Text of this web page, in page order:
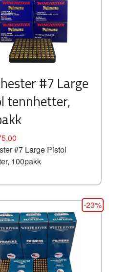
#7 Large
tennhetter,
#7 Large Pistol
100pakk
-23%